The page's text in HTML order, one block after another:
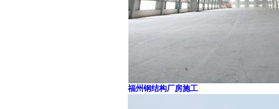
福州钢结构厂房施工